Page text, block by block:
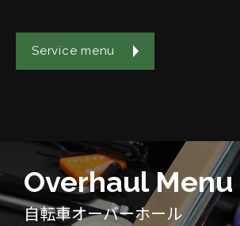
Service menu
Overhaul Menu
自転車オーバーホール